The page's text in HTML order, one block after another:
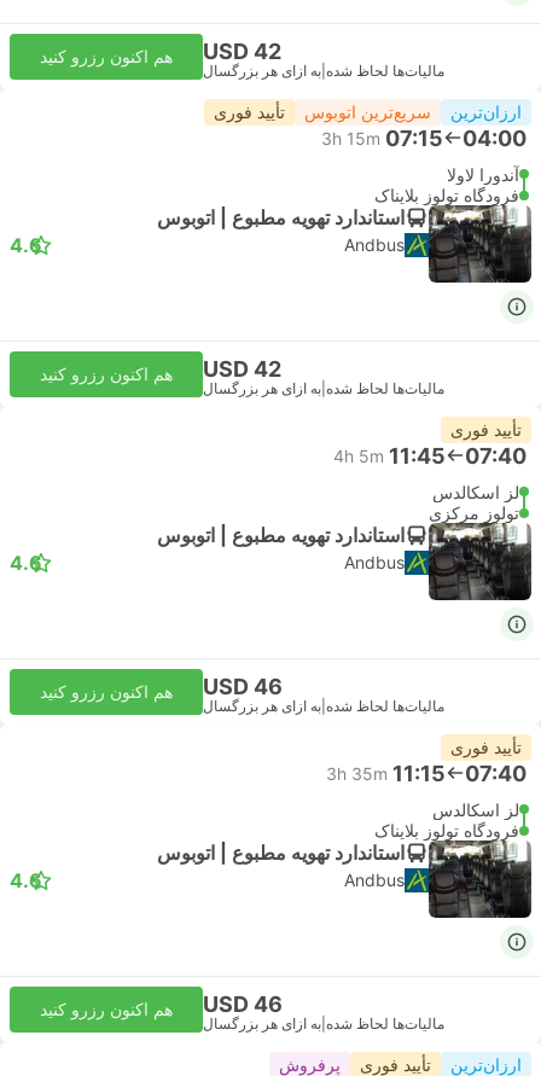
USD 42
مالیات‌ها لحاظ شده به ازای هر بزرگسال
هم اکنون رزرو کنید
ارزان‌ترین سریع‌ترین اتوبوس تأیید فوری
04:00
07:15
3h 15m
آندورا لاولا
فرودگاه تولوز بلایناک
استاندارد تهویه مطبوع | اتوبوس
Andbus
4.6
USD 42
مالیات‌ها لحاظ شده به ازای هر بزرگسال
هم اکنون رزرو کنید
تأیید فوری
07:40
11:45
4h 5m
لز اسکالدس
تولوز مرکزی
استاندارد تهویه مطبوع | اتوبوس
Andbus
4.6
USD 46
مالیات‌ها لحاظ شده به ازای هر بزرگسال
هم اکنون رزرو کنید
تأیید فوری
07:40
11:15
3h 35m
لز اسکالدس
فرودگاه تولوز بلایناک
استاندارد تهویه مطبوع | اتوبوس
Andbus
4.6
USD 46
مالیات‌ها لحاظ شده به ازای هر بزرگسال
هم اکنون رزرو کنید
ارزان‌ترین تأیید فوری پرفروش